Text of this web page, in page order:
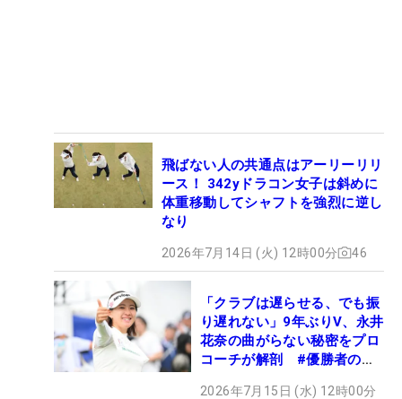
飛ばない人の共通点はアーリーリリ
ース！ 342yドラコン女子は斜めに
体重移動してシャフトを強烈に逆し
なり
2026年7月14日 (火) 12時00分 46
「クラブは遅らせる、でも振
り遅れない」9年ぶりV、永井
花奈の曲がらない秘密をプロ
コーチが解剖 #優勝者のス
2026年7月15日 (水) 12時00分